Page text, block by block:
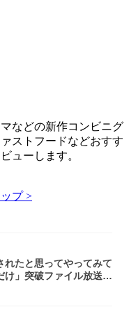
などの新作コンビニグ
ストフードなどおすす
ューします。
プ >
れたと思ってやってみて
け」突破ファイル放送で